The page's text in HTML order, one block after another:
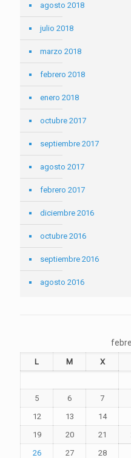
agosto 2018
julio 2018
marzo 2018
febrero 2018
enero 2018
octubre 2017
septiembre 2017
agosto 2017
febrero 2017
diciembre 2016
octubre 2016
septiembre 2016
agosto 2016
L M X
5
6 7
12
13 14
19
20 21
26
27 28